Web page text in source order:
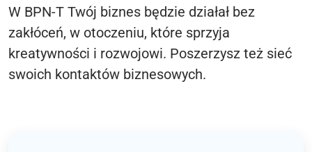
W BPN-T Twój biznes będzie działał bez
zakłóceń, w otoczeniu, które sprzyja
kreatywności i rozwojowi. Poszerzysz też sieć
swoich kontaktów biznesowych.